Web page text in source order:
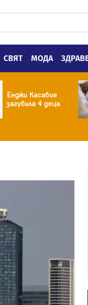
СВЯТ МОДА
Енджи Касабие
загубила 4 деца